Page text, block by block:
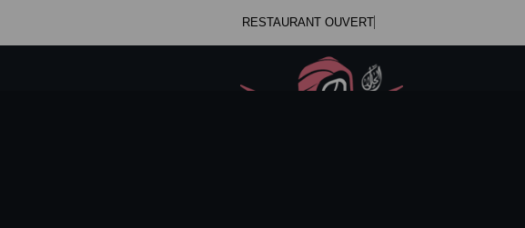
RESTAURANT OUVERT